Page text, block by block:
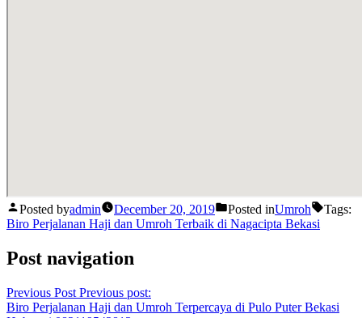
Posted byadmin December 20, 2019 Posted inUmroh
Tags:
Biro Perjalanan Haji dan Umroh Terbaik di Nagacipta Bekasi
Post navigation
Previous Post Previous post:
Biro Perjalanan Haji dan Umroh Terpercaya di Pulo Puter Bekasi